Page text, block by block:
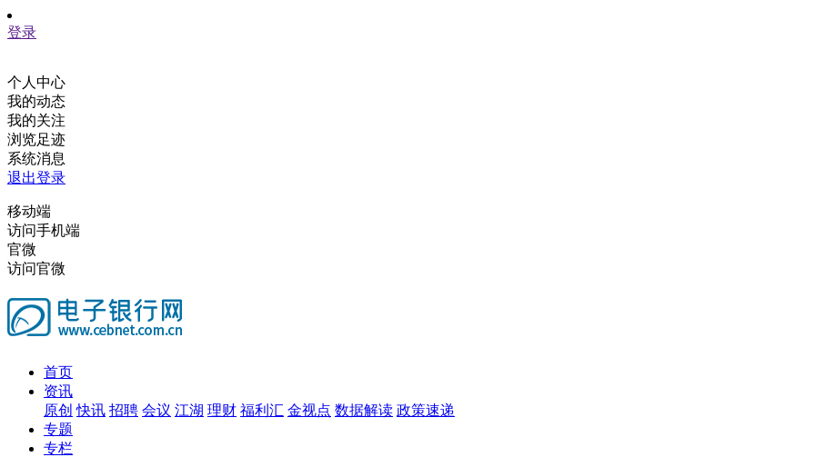
登录
个人中心
我的动态
我的关注
浏览足迹
系统消息
退出登录
移动端
访问手机端
官微
访问官微
首页
资讯
原创 快讯 招聘 会议 江湖 理财 福利汇 金视点 数据解读 政策速递
专题
专栏